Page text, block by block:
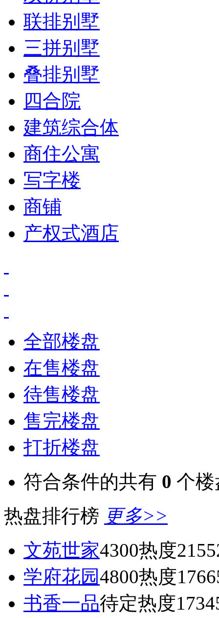
联排别墅
三拼别墅
叠排别墅
四合院
建筑综合体
商住公寓
写字楼
商铺
产权式酒店
全部楼盘
在售楼盘
待售楼盘
售完楼盘
打折楼盘
符合条件的共有 0 个楼
热盘排行榜 更多>>
文苑世家4300热度
学府花园4800热度
书香一品待定热度